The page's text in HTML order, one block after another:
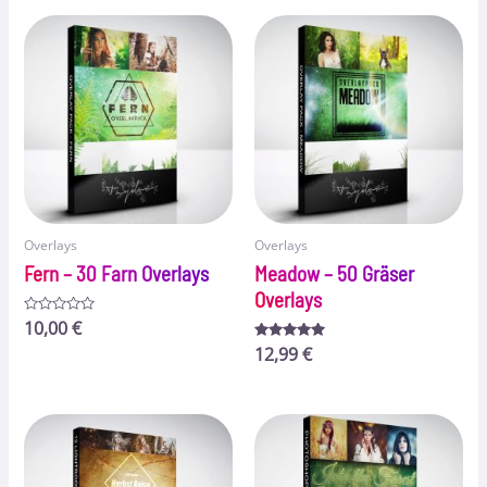
Overlays
Fern – 30 Farn Overlays
Bewertet
mit
10,00€
Overlays
Meadow – 50 Gräser
Overlays
Bewertet
mit
12,99€